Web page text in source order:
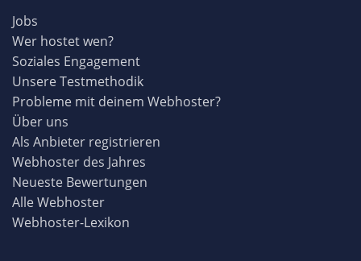
Jobs
Wer hostet wen?
Soziales Engagement
Unsere Testmethodik
Probleme mit deinem Webhoster?
Über uns
Als Anbieter registrieren
Webhoster des Jahres
Neueste Bewertungen
Alle Webhoster
Webhoster-Lexikon